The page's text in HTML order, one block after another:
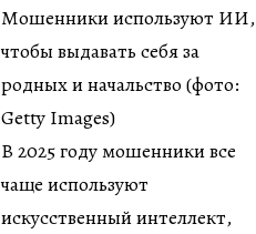
Мошенники используют ИИ,
чтобы выдавать себя за
родных и начальство (фото:
Getty Images)
В 2025 году мошенники все
чаще используют
искусственный интеллект,